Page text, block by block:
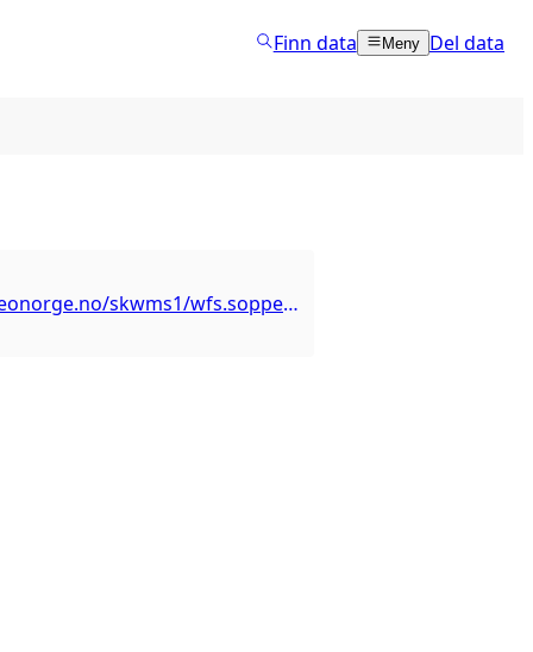
Finn data Meny Del data
https://wfs.geonorge.no/skwms1/wfs.soppelmareanostasjon?service=WFS&Version=2.0.0&request=GetCapabilities